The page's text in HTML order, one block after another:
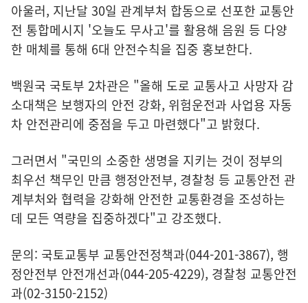
아울러, 지난달 30일 관계부처 합동으로 선포한 교통안
전 통합메시지 '오늘도 무사고'를 활용해 음원 등 다양
한 매체를 통해 6대 안전수칙을 집중 홍보한다.
백원국 국토부 2차관은 "올해 도로 교통사고 사망자 감
소대책은 보행자의 안전 강화, 위험운전과 사업용 자동
차 안전관리에 중점을 두고 마련했다"고 밝혔다.
그러면서 "국민의 소중한 생명을 지키는 것이 정부의
최우선 책무인 만큼 행정안전부, 경찰청 등 교통안전 관
계부처와 협력을 강화해 안전한 교통환경을 조성하는
데 모든 역량을 집중하겠다"고 강조했다.
문의: 국토교통부 교통안전정책과(044-201-3867), 행
정안전부 안전개선과(044-205-4229), 경찰청 교통안전
과(02-3150-2152)